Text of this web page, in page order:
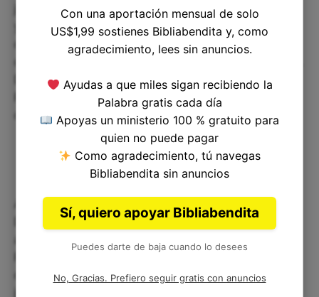
justicia, y no poner nuestra confianza en riquezas
y placeres temporales. Además, debemos estar
conscientes de nuestra responsabilidad como
Debemos estar comprometidos a trabajar para el
Reino de Dios, sabiendo que todo lo que
construyamos será probado en el juicio.
Apocalipsis 18:8 es un recordatorio del juicio de
Dios sobre todo lo que se opone a Él. Nos desafía
a vivir nuestras vidas en santidad, buscando el
cristianos, debemos estar preparados para el
Con una aportación mensual de solo
US$1,99 sostienes Bibliabendita y, como
agradecimiento, lees sin anuncios.
Ayudas a que miles sigan recibiendo la
Palabra gratis cada día
Apoyas un ministerio 100 % gratuito para
quien no puede pagar
Como agradecimiento, tú navegas
Bibliabendita sin anuncios
Sí, quiero apoyar Bibliabendita
Puedes darte de baja cuando lo desees
No, Gracias. Prefiero seguir gratis con anuncios